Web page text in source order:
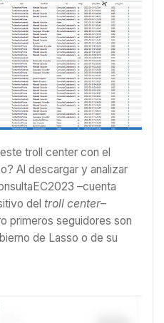
troll center con el
Al descargar y analizar
–cuenta
del troll center–
primeros seguidores son
de Lasso o de su